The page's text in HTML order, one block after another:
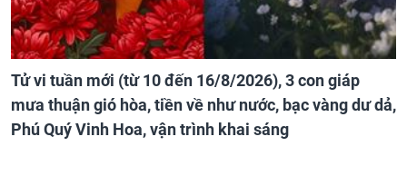
Tử vi tuần mới (từ 10 đến 16/8/2026), 3 con giáp
mưa thuận gió hòa, tiền về như nước, bạc vàng dư dả,
Phú Quý Vinh Hoa, vận trình khai sáng